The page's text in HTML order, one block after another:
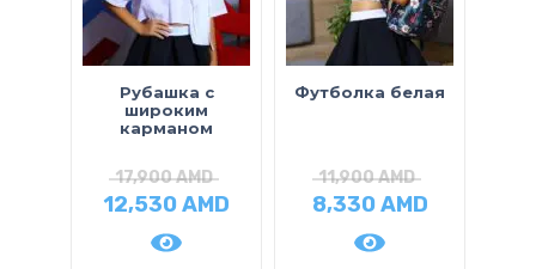
Рубашка с
широким
карманом
17,900AMD
12,530AMD
Футболка белая
11,900AMD
8,330AMD